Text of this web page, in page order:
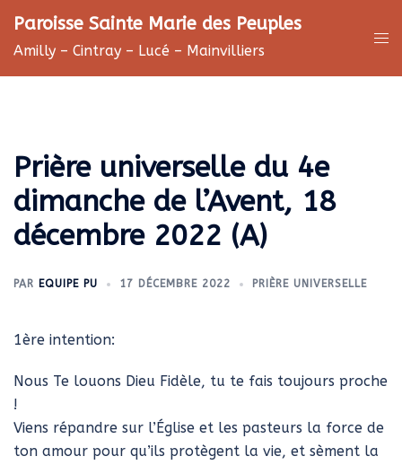
au
contenu
Paroisse Sainte Marie des Peuples
Amilly – Cintray – Lucé – Mainvilliers
Prière universelle du 4e
dimanche de l’Avent, 18
décembre 2022 (A)
PAR EQUIPE PU 17 DÉCEMBRE 2022 PRIÈRE UNIVERSELLE
1ère intention:
Nous Te louons Dieu Fidèle, tu te fais toujours proche
!
Viens répandre sur l’Église et les pasteurs la force de
ton amour pour qu’ils protègent la vie, et sèment la